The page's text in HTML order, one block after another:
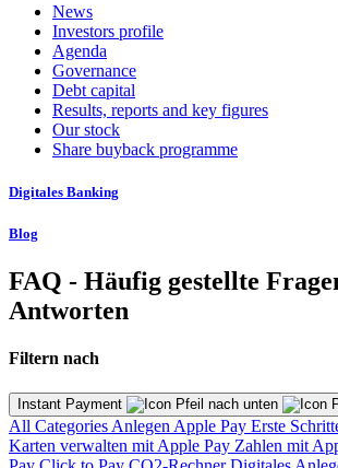
News
Investors profile
Agenda
Governance
Debt capital
Results, reports and key figures
Our stock
Share buyback programme
Digitales Banking
Blog
FAQ - Häufig gestellte
Antworten
Filtern nach
Instant Payment
All Categories Anlegen Apple Pay Erste
Karten verwalten mit Apple Pay Zahlen mit